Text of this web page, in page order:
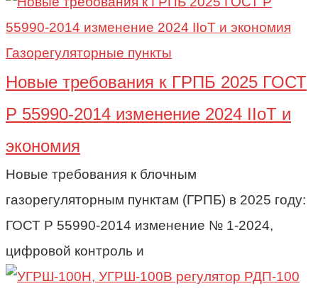
Газорегуляторные пункты
Новые требования к ГРПБ 2025 ГОСТ
Р 55990-2014 изменение 2024 IIoT и
экономия
Новые требования к блочным
газорегуляторным пунктам (ГРПБ) в 2025 году:
ГОСТ Р 55990-2014 изменение № 1-2024,
цифровой контроль и